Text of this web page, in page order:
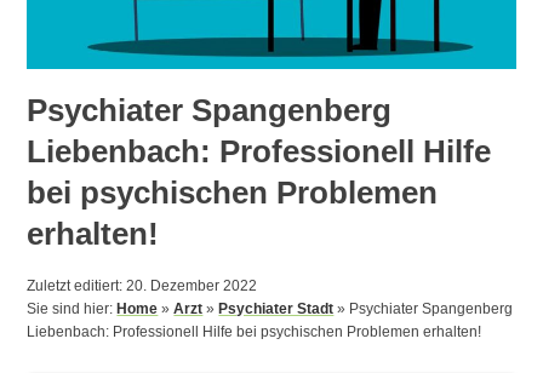
Psychiater Spangenberg
Liebenbach: Professionell Hilfe
bei psychischen Problemen
erhalten!
Zuletzt editiert: 20. Dezember 2022
Sie sind hier:Home »Arzt »Psychiater Stadt » Psychiater Spangenberg
Liebenbach: Professionell Hilfe bei psychischen Problemen erhalten!